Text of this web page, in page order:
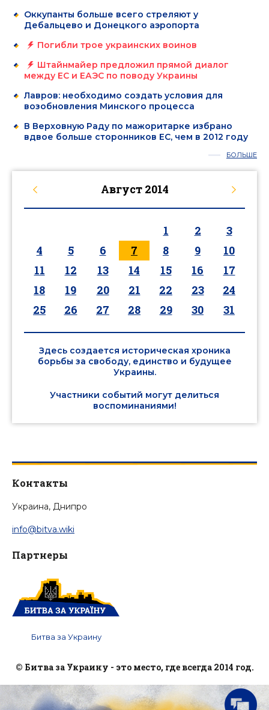
Оккупанты больше всего стреляют у
Дебальцево и Донецкого аэропорта
Погибли трое украинских воинов
Штайнмайер предложил прямой диалог
между ЕС и ЕАЭС по поводу Украины
Лавров: необходимо создать условия для
возобновления Минского процесса
В Верховную Раду по мажоритарке избрано
вдвое больше сторонников ЕС, чем в 2012 году
БОЛЬШЕ
Август 2014
1 2
3
4
5 6 7 8 9
10
11
12 13 14 15 16
17
18
19 20 21 22 23
24
25
26 27 28 29 30 31
Здесь создается историческая хроника
борьбы за свободу, единство и будущее
Украины.
Участники событий могут делиться
воспоминаниями!
Контакты
Украина, Днипро
info@bitva.wiki
Партнеры
Битва за Украину
© Битва за Украину - это место, где всегда 2014 год.